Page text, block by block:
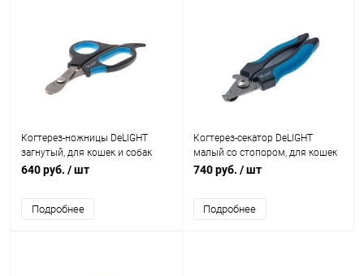
Когтерез-ножницы DeLIGHT
загнутый, для кошек и собак
мелк./сред.пород
640 руб. / шт
Подробнее
Когтерез-секатор DeLIGHT
малый со стопором, для кошек
и собак мелк./сред. пород
740 руб. / шт
Подробнее